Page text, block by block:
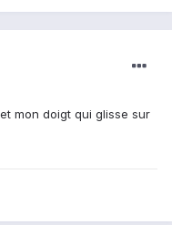
mon doigt qui glisse sur